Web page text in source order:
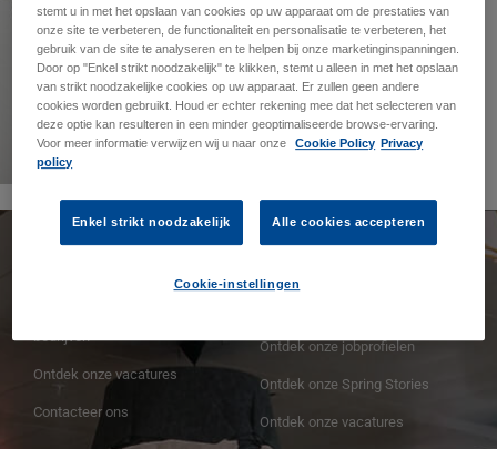
Ontdek onze vacatures
Contacteer ons
Ontdek onze jobprofielen
Ontdek onze Spring Stories
Ontdek onze vacatures
stemt u in met het opslaan van cookies op uw apparaat om de prestaties van
onze site te verbeteren, de functionaliteit en personalisatie te verbeteren, het
gebruik van de site te analyseren en te helpen bij onze marketinginspanningen.
Door op "Enkel strikt noodzakelijk" te klikken, stemt u alleen in met het opslaan
van strikt noodzakelijke cookies op uw apparaat. Er zullen geen andere
cookies worden gebruikt. Houd er echter rekening mee dat het selecteren van
deze optie kan resulteren in een minder geoptimaliseerde browse-ervaring.
Voor meer informatie verwijzen wij u naar onze
Cookie Policy Privacy
policy
Enkel strikt noodzakelijk Alle cookies accepteren
Cookie-instellingen